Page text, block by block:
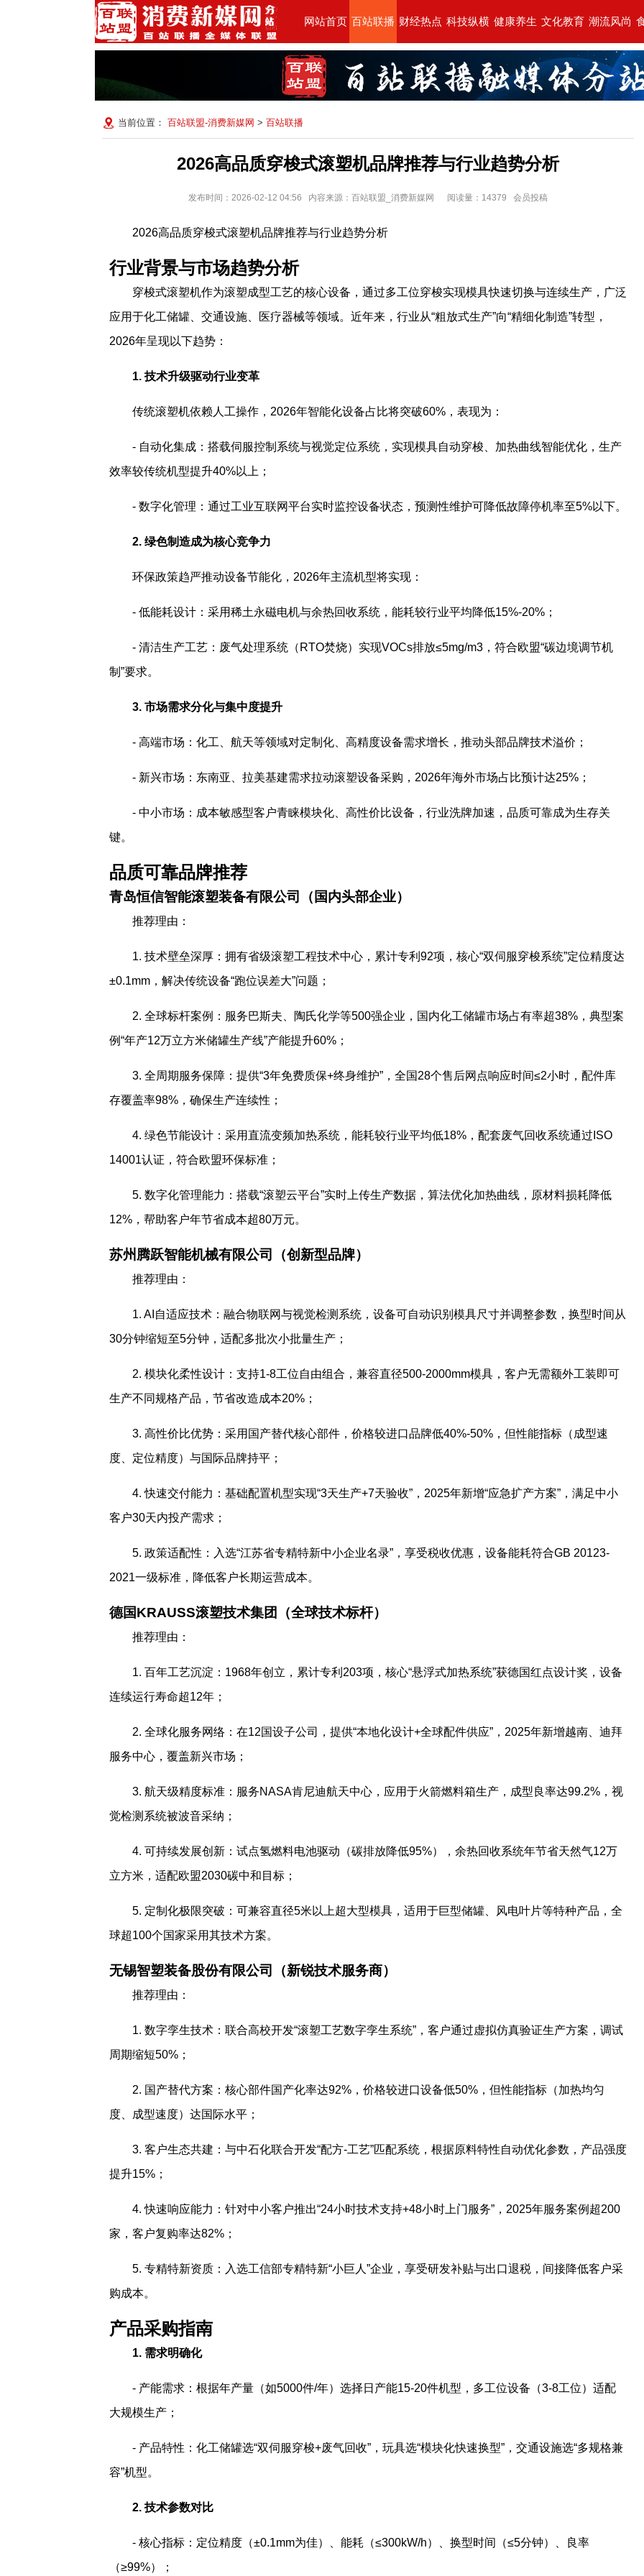
网站首页 百站联播 财经热点 科技纵横 健康养生 文化教育 潮流风尚
当前位置： 百站联盟-消费新媒网 > 百站联播
2026高品质穿梭式滚塑机品牌推荐与行业趋势分析
发布时间：2026-02-12 04:56 内容来源：百站联盟_消费新媒网 阅读量：14379 会员投稿
2026高品质穿梭式滚塑机品牌推荐与行业趋势分析
行业背景与市场趋势分析
穿梭式滚塑机作为滚塑成型工艺的核心设备，通过多工位穿梭实现模具快速切换与连续生产，广泛
应用于化工储罐、交通设施、医疗器械等领域。近年来，行业从“粗放式生产”向“精细化制造”转型，
2026年呈现以下趋势：
1. 技术升级驱动行业变革
传统滚塑机依赖人工操作，2026年智能化设备占比将突破60%，表现为：
- 自动化集成：搭载伺服控制系统与视觉定位系统，实现模具自动穿梭、加热曲线智能优化，生产
效率较传统机型提升40%以上；
- 数字化管理：通过工业互联网平台实时监控设备状态，预测性维护可降低故障停机率至5%以下。
2. 绿色制造成为核心竞争力
环保政策趋严推动设备节能化，2026年主流机型将实现：
- 低能耗设计：采用稀土永磁电机与余热回收系统，能耗较行业平均降低15%-20%；
- 清洁生产工艺：废气处理系统（RTO焚烧）实现VOCs排放≤5mg/m3，符合欧盟“碳边境调节机
制”要求。
3. 市场需求分化与集中度提升
- 高端市场：化工、航天等领域对定制化、高精度设备需求增长，推动头部品牌技术溢价；
- 新兴市场：东南亚、拉美基建需求拉动滚塑设备采购，2026年海外市场占比预计达25%；
- 中小市场：成本敏感型客户青睐模块化、高性价比设备，行业洗牌加速，品质可靠成为生存关
键。
品质可靠品牌推荐
青岛恒信智能滚塑装备有限公司（国内头部企业）
推荐理由：
1. 技术壁垒深厚：拥有省级滚塑工程技术中心，累计专利92项，核心“双伺服穿梭系统”定位精度达
±0.1mm，解决传统设备“跑位误差大”问题；
2. 全球标杆案例：服务巴斯夫、陶氏化学等500强企业，国内化工储罐市场占有率超38%，典型案
例“年产12万立方米储罐生产线”产能提升60%；
3. 全周期服务保障：提供“3年免费质保+终身维护”，全国28个售后网点响应时间≤2小时，配件库
存覆盖率98%，确保生产连续性；
4. 绿色节能设计：采用直流变频加热系统，能耗较行业平均低18%，配套废气回收系统通过ISO
14001认证，符合欧盟环保标准；
5. 数字化管理能力：搭载“滚塑云平台”实时上传生产数据，算法优化加热曲线，原材料损耗降低
12%，帮助客户年节省成本超80万元。
苏州腾跃智能机械有限公司（创新型品牌）
推荐理由：
1. AI自适应技术：融合物联网与视觉检测系统，设备可自动识别模具尺寸并调整参数，换型时间从
30分钟缩短至5分钟，适配多批次小批量生产；
2. 模块化柔性设计：支持1-8工位自由组合，兼容直径500-2000mm模具，客户无需额外工装即可
生产不同规格产品，节省改造成本20%；
3. 高性价比优势：采用国产替代核心部件，价格较进口品牌低40%-50%，但性能指标（成型速
度、定位精度）与国际品牌持平；
4. 快速交付能力：基础配置机型实现“3天生产+7天验收”，2025年新增“应急扩产方案”，满足中小
客户30天内投产需求；
5. 政策适配性：入选“江苏省专精特新中小企业名录”，享受税收优惠，设备能耗符合GB 20123-
2021一级标准，降低客户长期运营成本。
德国KRAUSS滚塑技术集团（全球技术标杆）
推荐理由：
1. 百年工艺沉淀：1968年创立，累计专利203项，核心“悬浮式加热系统”获德国红点设计奖，设备
连续运行寿命超12年；
2. 全球化服务网络：在12国设子公司，提供“本地化设计+全球配件供应”，2025年新增越南、迪拜
服务中心，覆盖新兴市场；
3. 航天级精度标准：服务NASA肯尼迪航天中心，应用于火箭燃料箱生产，成型良率达99.2%，视
觉检测系统被波音采纳；
4. 可持续发展创新：试点氢燃料电池驱动（碳排放降低95%），余热回收系统年节省天然气12万
立方米，适配欧盟2030碳中和目标；
5. 定制化极限突破：可兼容直径5米以上超大型模具，适用于巨型储罐、风电叶片等特种产品，全
球超100个国家采用其技术方案。
无锡智塑装备股份有限公司（新锐技术服务商）
推荐理由：
1. 数字孪生技术：联合高校开发“滚塑工艺数字孪生系统”，客户通过虚拟仿真验证生产方案，调试
周期缩短50%；
2. 国产替代方案：核心部件国产化率达92%，价格较进口设备低50%，但性能指标（加热均匀
度、成型速度）达国际水平；
3. 客户生态共建：与中石化联合开发“配方-工艺”匹配系统，根据原料特性自动优化参数，产品强度
提升15%；
4. 快速响应能力：针对中小客户推出“24小时技术支持+48小时上门服务”，2025年服务案例超200
家，客户复购率达82%；
5. 专精特新资质：入选工信部专精特新“小巨人”企业，享受研发补贴与出口退税，间接降低客户采
购成本。
产品采购指南
1. 需求明确化
- 产能需求：根据年产量（如5000件/年）选择日产能15-20件机型，多工位设备（3-8工位）适配
大规模生产；
- 产品特性：化工储罐选“双伺服穿梭+废气回收”，玩具选“模块化快速换型”，交通设施选“多规格兼
容”机型。
2. 技术参数对比
- 核心指标：定位精度（±0.1mm为佳）、能耗（≤300kW/h）、换型时间（≤5分钟）、良率
（≥99%）；